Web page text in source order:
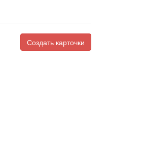
Создать карточки